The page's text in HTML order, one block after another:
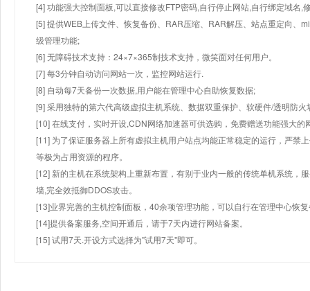
[4] 功能强大控制面板,可以直接修改FTP密码,自行停止网站,自行绑定域名,
[5] 提供WEB上传文件、恢复备份、RAR压缩、RAR解压、站点重定向、
级管理功能;
[6] 无障碍技术支持：24×7×365制技术支持，微笑面对任何用户。
[7] 每3分钟自动访问网站一次，监控网站运行.
[8] 自动每7天备份一次数据,用户能在管理中心自助恢复数据;
[9] 采用独特的第六代高级虚拟主机系统、数据双重保护、软硬件/透明防火
[10] 在线支付，实时开设,CDN网络加速器可供选购，免费赠送功能强大
[11] 为了保证服务器上所有虚拟主机用户站点均能正常稳定的运行，严禁
等极为占用资源的程序。
[12] 新的主机在系统架构上重新布置，有别于业内一般的传统单机系统，
墙,完全效抵御DDOS攻击。
[13]业界完善的主机控制面板，40余项管理功能，可以自行在管理中心恢
[14]提供备案服务,空间开通后，请于7天内进行网站备案。
[15] 试用7天.开设方式选择为"试用7天"即可。